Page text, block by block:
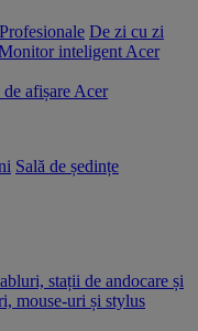
Profesionale De zi cu zi
inteligent Acer
afișare Acer
Sală de ședințe
stații de andocare și
mouse-uri și stylus